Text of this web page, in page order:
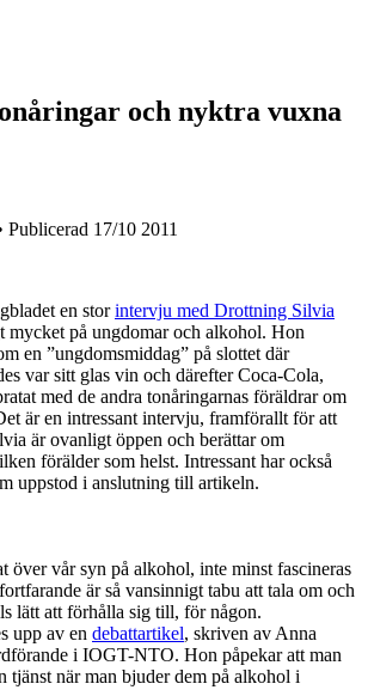
och nyktra vuxna
Publicerad 17/10 2011
en storintervju med Drottning Silvia
mycket på ungdomar och alkohol. Hon
en ”ungdomsmiddag” på slottet där
var sitt glas vin och därefter Coca-Cola,
med de andra tonåringarnas föräldrar om
är en intressant intervju, framförallt för att
är ovanligt öppen och berättar om
förälder som helst. Intressant har också
uppstod i anslutning till artikeln.
över vår syn på alkohol, inte minst fascineras
är så vansinnigt tabu att tala om och
lätt att förhålla sig till, för någon.
upp av en debattartikel, skriven av Anna
i IOGT-NTO. Hon påpekar att man
tjänst när man bjuder dem på alkohol i